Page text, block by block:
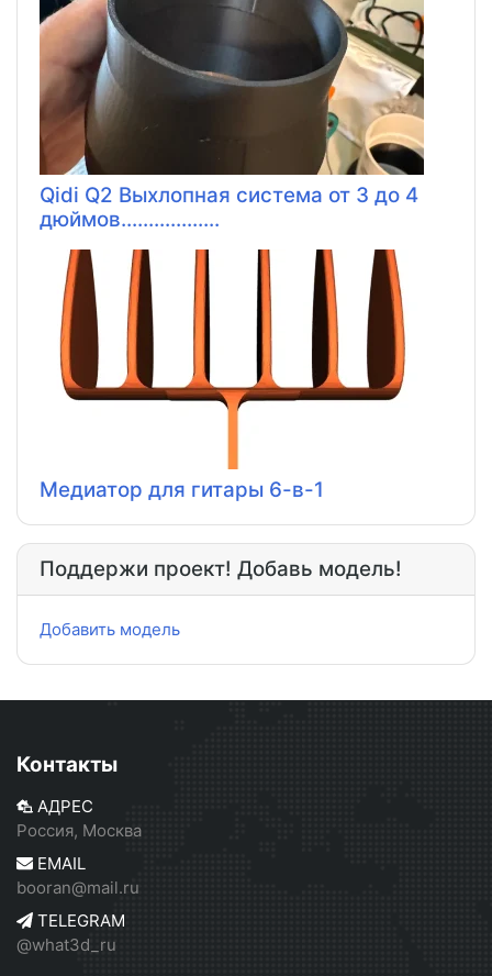
Qidi Q2 Выхлопная система от 3 до 4
дюймов..................
Медиатор для гитары 6-в-1
Поддержи проект! Добавь модель!
Добавить модель
Контакты
АДРЕС
Россия, Москва
EMAIL
booran@mail.ru
TELEGRAM
@what3d_ru